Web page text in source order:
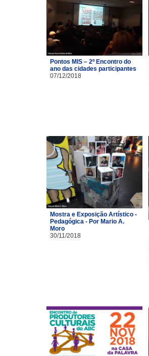
Pontos MIS – 2º Encontro do
ano das cidades participantes
07/12/2018
Mostra e Exposição Artístico -
Pedagógica - Por Mario A.
Moro
30/11/2018